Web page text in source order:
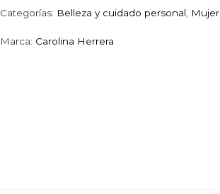
Categorías: Belleza y cuidado personal, Mujer
Marca: Carolina Herrera